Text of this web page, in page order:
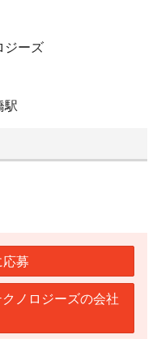
ジーズ
駅
募
ノロジーズの会社